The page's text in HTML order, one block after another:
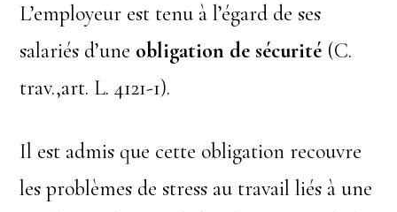
L’employeur est tenu à l’égard de ses
salariés d’une obligation de sécurité (C.
trav.,art. L. 4121-1).
Il est admis que cette obligation recouvre
les problèmes de stress au travail liés à une